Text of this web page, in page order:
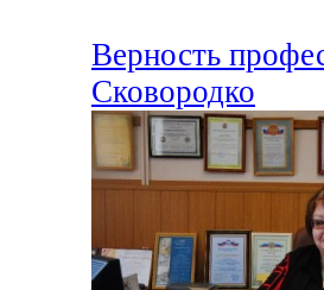
Верность
Сковородко